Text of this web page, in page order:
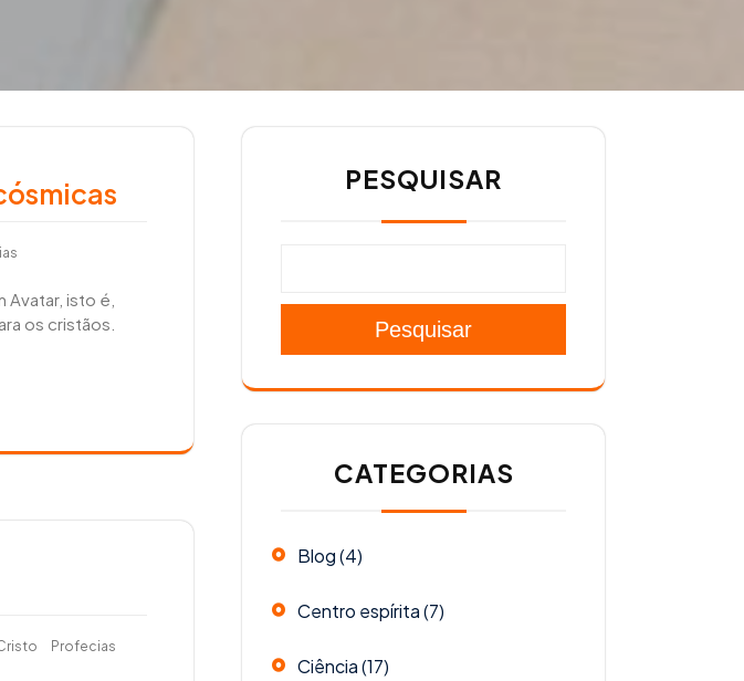
Avatar, isto é,
os cristãos.
Profecias
PESQUISAR
Pesquisar
CATEGORIAS
Blog(4)
Centro espírita(7)
Ciência(17)